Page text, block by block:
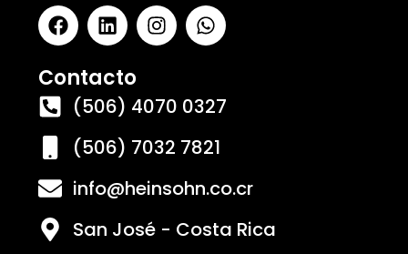
Contacto
(506) 4070 0327
(506) 7032 7821
info@heinsohn.co.cr
San José - Costa Rica